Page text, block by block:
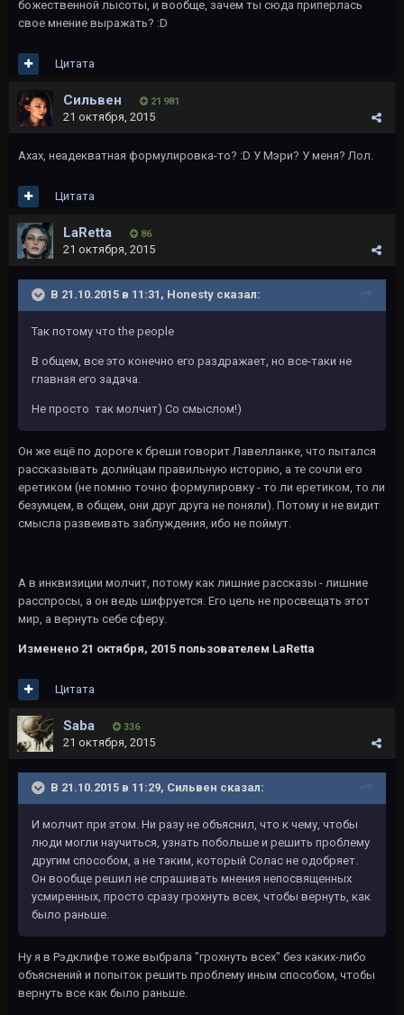
божественной лысоты, и вообще, зачем ты сюда приперлась
свое мнение выражать? :D
Цитата
Сильвен 21 981
21 октября, 2015
Ахах, неадекватная формулировка-то? :D У Мэри? У меня? Лол.
Цитата
LaRetta 86
21 октября, 2015
В 21.10.2015 в 11:31, Honesty сказал:
Так потому что the people
В общем, все это конечно его раздражает, но все-таки не
главная его задача.
Не просто так молчит) Со смыслом!)
Он же ещё по дороге к бреши говорит Лавелланке, что пытался
рассказывать долийцам правильную историю, а те сочли его
еретиком (не помню точно формулировку - то ли еретиком, то ли
безумцем, в общем, они друг друга не поняли). Потому и не видит
смысла развеивать заблуждения, ибо не поймут.
А в инквизиции молчит, потому как лишние рассказы - лишние
расспросы, а он ведь шифруется. Его цель не просвещать этот
мир, а вернуть себе сферу.
Изменено 21 октября, 2015 пользователем LaRetta
Цитата
Saba 336
21 октября, 2015
В 21.10.2015 в 11:29, Сильвен сказал:
И молчит при этом. Ни разу не объяснил, что к чему, чтобы
люди могли научиться, узнать побольше и решить проблему
другим способом, а не таким, который Солас не одобряет.
Он вообще решил не спрашивать мнения непосвященных
усмиренных, просто сразу грохнуть всех, чтобы вернуть, как
было раньше.
Ну я в Рэдклифе тоже выбрала "грохнуть всех" без каких-либо
объяснений и попыток решить проблему иным способом, чтобы
вернуть все как было раньше.